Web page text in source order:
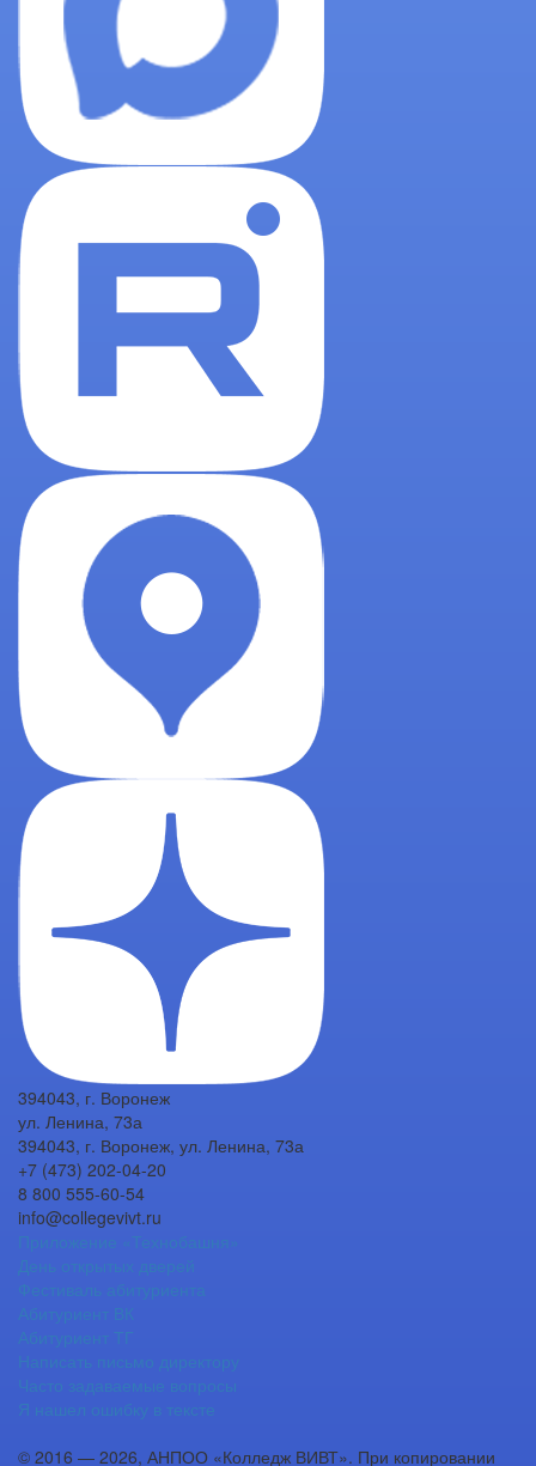
394043, г. Воронеж
ул. Ленина, 73а
394043, г. Воронеж, ул. Ленина, 73а
+7 (473) 202-04-20
8 800 555-60-54
info@collegevivt.ru
Приложение «Технобашня»
День открытых дверей
Фестиваль абитуриента
Абитуриент ВК
Абитуриент ТГ
Написать письмо директору
Часто задаваемые вопросы
Я нашел ошибку в тексте
© 2016 — 2026, АНПОО «Колледж ВИВТ». При копировании